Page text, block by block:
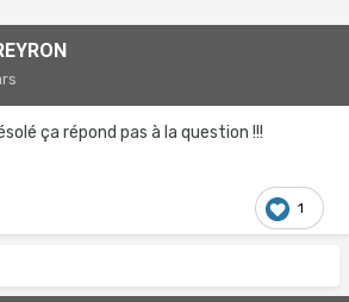
ça répond pas à la question !!!
1